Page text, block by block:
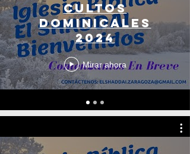
Cultos
dominicales
2024
Mirar ahora